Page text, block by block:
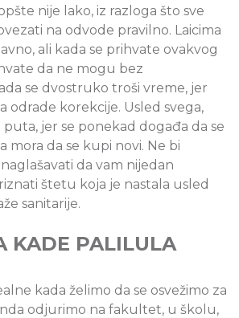
nije lako, iz razloga što sve
na odvode pravilno. Laicima
ali kada se prihvate ovakvog
da ne mogu bez
se dvostruko troši vreme, jer
odrade korekcije. Usled svega,
jer se ponekad događa da se
mora da se kupi novi. Ne bi
da vam nijedan
štetu koja je nastala usled
sanitarije.
KADE PALILULA
kada želimo da se osvežimo za
odjurimo na fakultet, u školu,